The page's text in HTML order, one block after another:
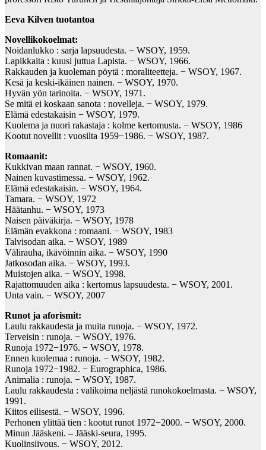
Eeva Kilven tuotantoa
Novellikokoelmat:
Noidanlukko : sarja lapsuudesta. − WSOY, 1959.
Lapikkaita : kuusi juttua Lapista. − WSOY, 1966.
Rakkauden ja kuoleman pöytä : moraliteetteja. − WSOY, 1967.
Kesä ja keski-ikäinen nainen. − WSOY, 1970.
Hyvän yön tarinoita. − WSOY, 1971.
Se mitä ei koskaan sanota : novelleja. − WSOY, 1979.
Elämä edestakaisin − WSOY, 1979.
Kuolema ja nuori rakastaja : kolme kertomusta. − WSOY, 1986
Kootut novellit : vuosilta 1959−1986. − WSOY, 1987.
Romaanit:
Kukkivan maan rannat. − WSOY, 1960.
Nainen kuvastimessa. − WSOY, 1962.
Elämä edestakaisin. − WSOY, 1964.
Tamara. − WSOY, 1972
Häätanhu. − WSOY, 1973
Naisen päiväkirja. − WSOY, 1978
Elämän evakkona : romaani. − WSOY, 1983
Talvisodan aika. − WSOY, 1989
Välirauha, ikävöinnin aika. − WSOY, 1990
Jatkosodan aika. − WSOY, 1993.
Muistojen aika. − WSOY, 1998.
Rajattomuuden aika : kertomus lapsuudesta. − WSOY, 2001.
Unta vain. − WSOY, 2007
Runot ja aforismit:
Laulu rakkaudesta ja muita runoja. − WSOY, 1972.
Terveisin : runoja. − WSOY, 1976.
Runoja 1972−1976. − WSOY, 1978.
Ennen kuolemaa : runoja. − WSOY, 1982.
Runoja 1972−1982. − Eurographica, 1986.
Animalia : runoja. − WSOY, 1987.
Laulu rakkaudesta : valikoima neljästä runokokoelmasta. − WSOY,
1991.
Kiitos eilisestä. − WSOY, 1996.
Perhonen ylittää tien : kootut runot 1972−2000. − WSOY, 2000.
Minun Jääskeni. – Jääski-seura, 1995.
Kuolinsiivous. − WSOY, 2012.